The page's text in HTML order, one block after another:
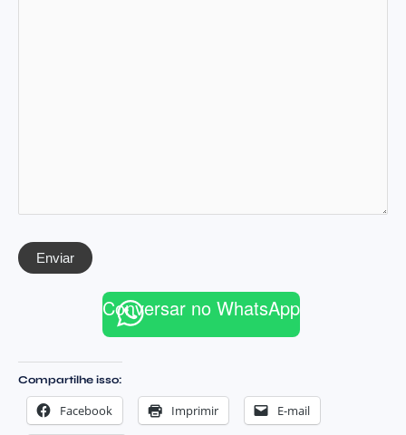
Conversar no WhatsApp
Compartilhe isso:
Facebook Imprimir E-mail